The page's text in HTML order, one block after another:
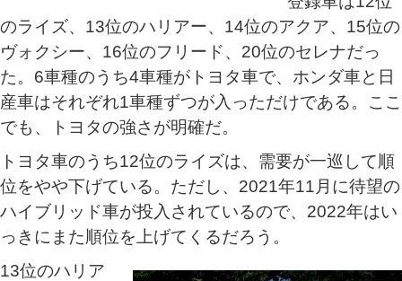
のライズ、13位のハリアー、14位のアクア、15位の
ヴォクシー、16位のフリード、20位のセレナだっ
た。6車種のうち4車種がトヨタ車で、ホンダ車と日
産車はそれぞれ1車種ずつが入っただけである。ここ
でも、トヨタの強さが明確だ。
トヨタ車のうち12位のライズは、需要が一巡して順
位をやや下げている。ただし、2021年11月に待望の
ハイブリッド車が投入されているので、2022年はい
っきにまた順位を上げてくるだろう。
13位のハリア